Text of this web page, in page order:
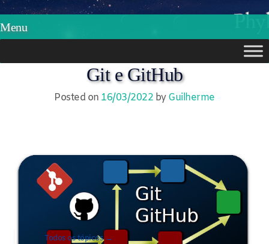
Phylos.net
Menu
Git e GitHub
Posted on 16/03/2022 byGuilherme
Todos os tópicos →